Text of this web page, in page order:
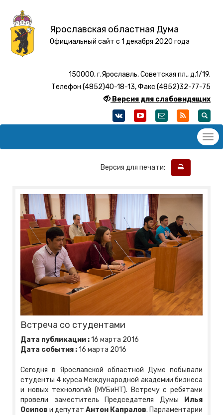
Ярославская областная Дума
Официальный сайт с 1 декабря 2020 года
150000, г.Ярославль, Советская пл., д.1/19.
Телефон (4852)40-18-13, Факс (4852)32-77-75
Версия для слабовидящих
Версия для печати:
Встреча со студентами
Дата публикации :16 марта 2016
Дата события :16 марта 2016
Сегодня в Ярославской областной Думе побывали
студенты 4 курса Международной академии бизнеса
и новых технологий (МУБиНТ). Встречу с ребятами
провели заместитель Председателя Думы
Илья
Осипов и депутат Антон Капралов. Парламентарии